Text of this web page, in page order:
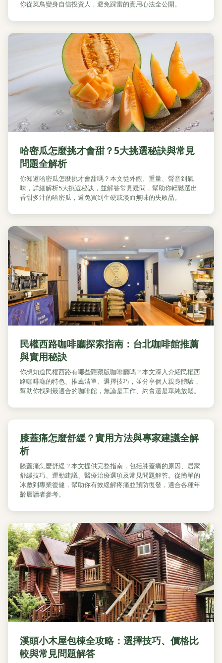
你從菜鳥變身自信投資人，避免踩雷的實用心法全公開。
哈密瓜怎麼挑才會甜？5大挑選秘訣與常見
問題全解析
你知道哈密瓜怎麼挑才會甜嗎？本文從外觀、重量、聲音到氣
味，詳細解析5大挑選秘訣，並解答常見疑問，幫助你輕鬆選出
香甜多汁的哈密瓜，避免買到生硬或淡而無味的失敗品。
民權西路咖啡廳探索指南：台北咖啡館推薦
與實用秘訣
你想知道民權西路有哪些隱藏版咖啡廳嗎？本文深入介紹民權西
路咖啡廳的特色、推薦清單、選擇技巧，並分享個人親身體驗，
幫助你找到最適合的咖啡館，無論是工作、約會還是單純放鬆。
膝蓋痛怎麼舒緩？實用方法與專家建議全解
析
膝蓋痛怎麼舒緩？本文提供完整指南，包括膝蓋痛的原因、居家
舒緩技巧、運動建議、醫療治療選項及常見問題解答。從簡單的
冰敷到專業復健，幫助你有效緩解疼痛並預防復發，適合各種年
齡層讀者參考。
溪頭小木屋包棟全攻略：選擇技巧、價格比
較與常見問題解答